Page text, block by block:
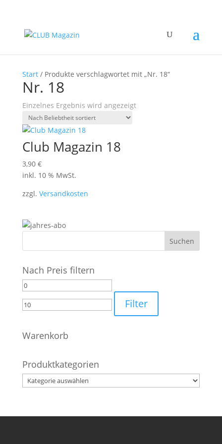
Start/ Produkte verschlagwortet mit „Nr. 18“
Nr. 18
Einzelnes Ergebnis wird angezeigt
Club Magazin 18
3,90 €
inkl. 10 % MwSt.
zzgl. Versandkosten
Nach Preis filtern
Min.
Filter
Warenkorb
Produktkategorien